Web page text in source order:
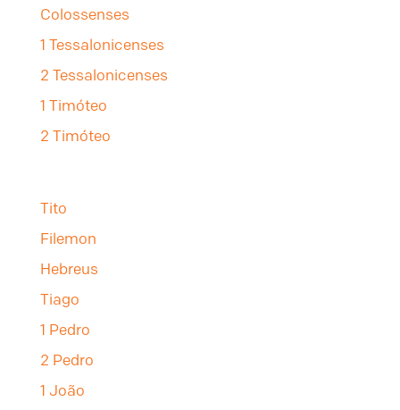
Colossenses
1 Tessalonicenses
2 Tessalonicenses
1 Timóteo
2 Timóteo
Tito
Filemon
Hebreus
Tiago
1 Pedro
2 Pedro
1 João